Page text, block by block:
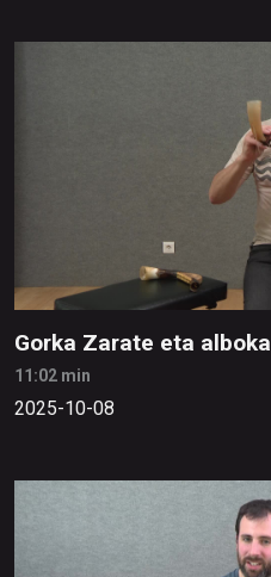
Gorka Zarate eta alboka
11:02 min
2025-10-08